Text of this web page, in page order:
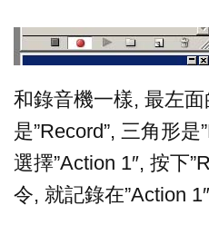
和錄音機一樣, 最左面
是”Record”, 三角形是
選擇”Action 1″, 按下
令, 就記錄在”Action 1″